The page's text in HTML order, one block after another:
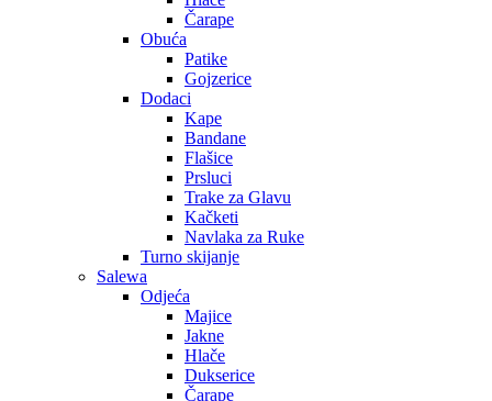
Čarape
Obuća
Patike
Gojzerice
Dodaci
Kape
Bandane
Flašice
Prsluci
Trake za Glavu
Kačketi
Navlaka za Ruke
Turno skijanje
Salewa
Odjeća
Majice
Jakne
Hlače
Dukserice
Čarape